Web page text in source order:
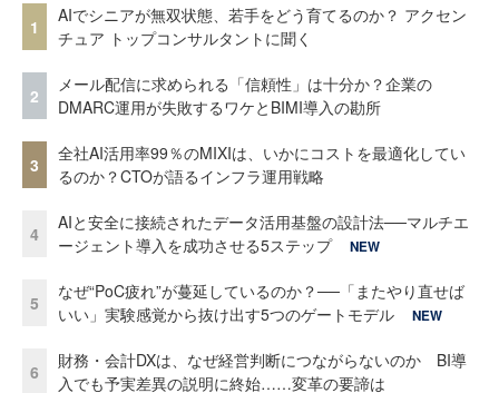
1
AIでシニアが無双状態、若手をどう育てるのか？ アクセン
チュア トップコンサルタントに聞く
2
メール配信に求められる「信頼性」は十分か？企業の
DMARC運用が失敗するワケとBIMI導入の勘所
3
全社AI活用率99％のMIXIは、いかにコストを最適化してい
るのか？CTOが語るインフラ運用戦略
4
AIと安全に接続されたデータ活用基盤の設計法──マルチエ
ージェント導入を成功させる5ステップ
NEW
5
なぜ“PoC疲れ”が蔓延しているのか？──「またやり直せば
いい」実験感覚から抜け出す5つのゲートモデル
NEW
6
財務・会計DXは、なぜ経営判断につながらないのか BI導
入でも予実差異の説明に終始……変革の要諦は